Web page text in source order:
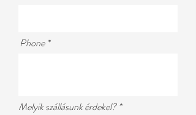
Phone
Melyik szállásunk érdekel? *